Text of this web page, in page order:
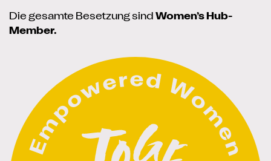
Die gesamte Besetzung sind Women’s Hub-
Member.